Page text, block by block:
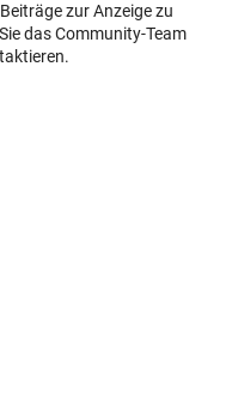
zur Anzeige zu
das Community-Team